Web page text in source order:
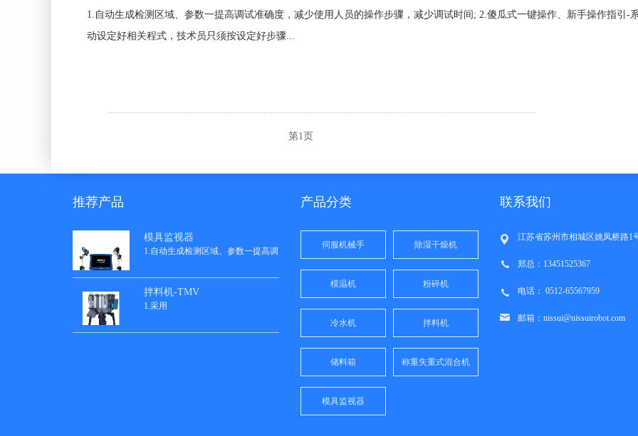
1.自动生成检测区域、参数一提高调试准确度，减少使用人员的操作步骤，减少调试时间; 2.傻瓜式一键操作、新手操作指引-
动设定好相关程式，技术员只须按设定好步骤...
第1页
推荐产品
模具监视器
1.自动生成检测区域、参数一提高调
拌料机-TMV
1.采用
产品分类
伺服机械手 除湿干燥机
模温机 粉碎机
冷水机 拌料机
储料箱 称重失重式混合机
模具监视器
联系我们
江苏省苏州市相城区姚凤桥路1
郑总：13451525367
电话： 0512-65567959
邮箱：nissui@nissuirobot.com